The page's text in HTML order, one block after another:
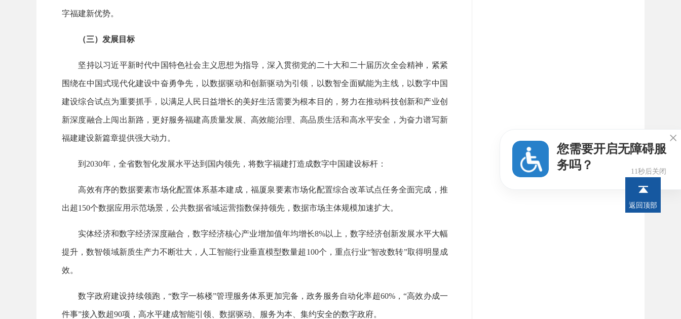
字福建新优势。
（三）发展目标
坚持以习近平新时代中国特色社会主义思想为指导，深入贯彻党的二十大和二十届历次全会精神，紧紧
围绕在中国式现代化建设中奋勇争先，以数据驱动和创新驱动为引领，以数智全面赋能为主线，以数字中国
建设综合试点为重要抓手，以满足人民日益增长的美好生活需要为根本目的，努力在推动科技创新和产业创
新深度融合上闯出新路，更好服务福建高质量发展、高效能治理、高品质生活和高水平安全，为奋力谱写新
福建建设新篇章提供强大动力。
到2030年，全省数智化发展水平达到国内领先，将数字福建打造成数字中国建设标杆：
高效有序的数据要素市场化配置体系基本建成，福厦泉要素市场化配置综合改革试点任务全面完成，推
出超150个数据应用示范场景，公共数据省域运营指数保持领先，数据市场主体规模加速扩大。
实体经济和数字经济深度融合，数字经济核心产业增加值年均增长8%以上，数字经济创新发展水平大幅
提升，数智领域新质生产力不断壮大，人工智能行业垂直模型数量超100个，重点行业“智改数转”取得明显成
效。
数字政府建设持续领跑，“数字一栋楼”管理服务体系更加完备，政务服务自动化率超60%，“高效办成一
件事”接入数超90项，高水平建成智能引领、数据驱动、服务为本、集约安全的数字政府。
返回顶部
您需要开启无障碍服
务吗？
10秒后关闭
